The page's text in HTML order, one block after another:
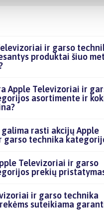
ir garso
produktai šiuo
Apple Televizoriai ir
asortimente ir
galima rasti akcijų Apple
garso technika
Televizoriai ir garso
prekių
ir garso technika
suteikiama